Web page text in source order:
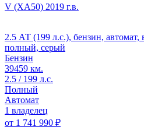
V (XA50) 2019 г.в.
2.5 АТ (199 л.с.), бензин,
полный, серый
Бензин
39459 км.
2.5 / 199 л.с.
Полный
Автомат
1 владелец
от 1 741 990 ₽